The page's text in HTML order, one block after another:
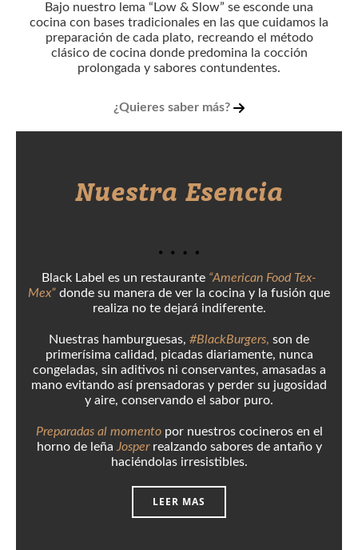
Bajo nuestro lema “Low & Slow” se esconde una
cocina con bases tradicionales en las que cuidamos la
preparación de cada plato, recreando el método
clásico de cocina donde predomina la cocción
prolongada y sabores contundentes.
¿Quieres saber más?
Nuestra Esencia
Black Label es un restaurante “American Food Tex-
Mex” donde su manera de ver la cocina y la fusión que
realiza no te dejará indiferente.
Nuestras hamburguesas, #BlackBurgers, son de
primerísima calidad, picadas diariamente, nunca
congeladas, sin aditivos ni conservantes, amasadas a
mano evitando así prensadoras y perder su jugosidad
y aire, conservando el sabor puro.
Preparadas al momento por nuestros cocineros en el
horno de leña Josper realzando sabores de antaño y
haciéndolas irresistibles.
LEER MAS